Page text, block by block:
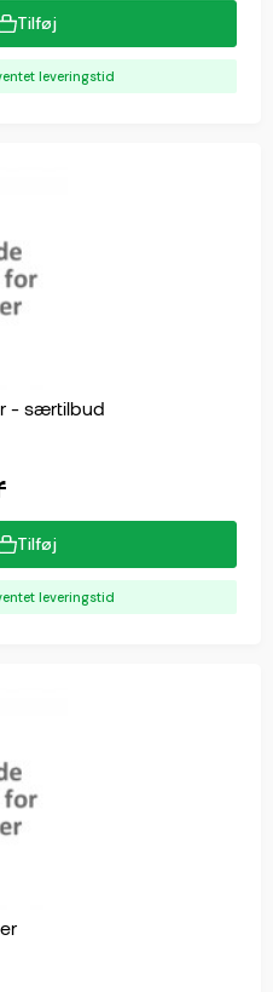
Tilføj
leveringstid
- særtilbud
Tilføj
leveringstid